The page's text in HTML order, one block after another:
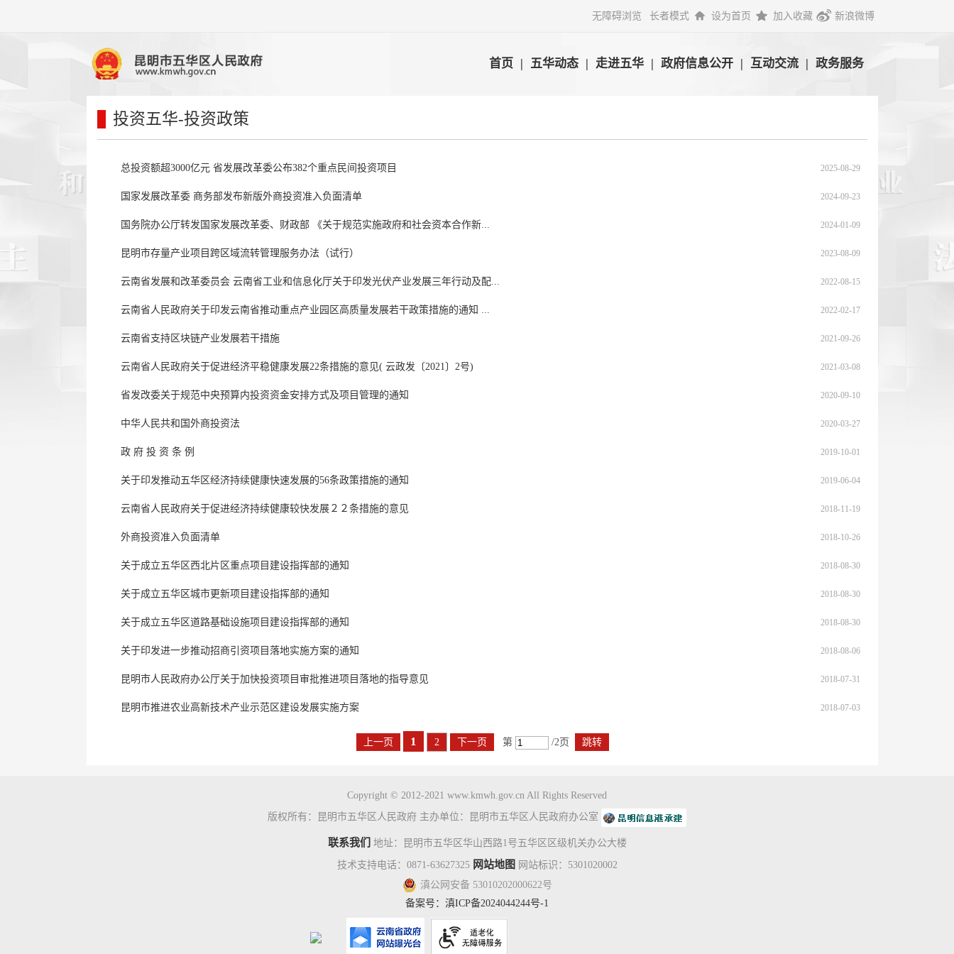
无障碍浏览 长者模式 设为首页 加入收藏 新浪微博
首页 | 五华动态 | 走进五华 | 政府信息公开 | 互动交流 | 政务服务
投资五华-投资政策
总投资额超3000亿元 省发展改革委公布382个重点民间投资项目 2025-08-29
国家发展改革委 商务部发布新版外商投资准入负面清单 2024-09-23
国务院办公厅转发国家发展改革委、财政部 《关于规范实施政府和社会资本合作新... 2024-01-09
昆明市存量产业项目跨区域流转管理服务办法（试行） 2023-08-09
云南省发展和改革委员会 云南省工业和信息化厅关于印发光伏产业发展三年行动及配... 2022-08-15
云南省人民政府关于印发云南省推动重点产业园区高质量发展若干政策措施的通知 ... 2022-02-17
云南省支持区块链产业发展若干措施 2021-09-26
云南省人民政府关于促进经济平稳健康发展22条措施的意见( 云政发〔2021〕2号) 2021-03-08
省发改委关于规范中央预算内投资资金安排方式及项目管理的通知 2020-09-10
中华人民共和国外商投资法 2020-03-27
政 府 投 资 条 例 2019-10-01
关于印发推动五华区经济持续健康快速发展的56条政策措施的通知 2019-06-04
云南省人民政府关于促进经济持续健康较快发展２２条措施的意见 2018-11-19
外商投资准入负面清单 2018-10-26
关于成立五华区西北片区重点项目建设指挥部的通知 2018-08-30
关于成立五华区城市更新项目建设指挥部的通知 2018-08-30
关于成立五华区道路基础设施项目建设指挥部的通知 2018-08-30
关于印发进一步推动招商引资项目落地实施方案的通知 2018-08-06
昆明市人民政府办公厅关于加快投资项目审批推进项目落地的指导意见 2018-07-31
昆明市推进农业高新技术产业示范区建设发展实施方案 2018-07-03
上一页 1 2 下一页 第 /2页 跳转
Copyright © 2012-2021 www.kmwh.gov.cn All Rights Reserved
版权所有：昆明市五华区人民政府 主办单位：昆明市五华区人民政府办公室
联系我们 地址：昆明市五华区华山西路1号五华区区级机关办公大楼
技术支持电话：0871-63627325 网站地图 网站标识：5301020002
滇公网安备 53010202000622号
备案号： 滇ICP备2024044244号-1